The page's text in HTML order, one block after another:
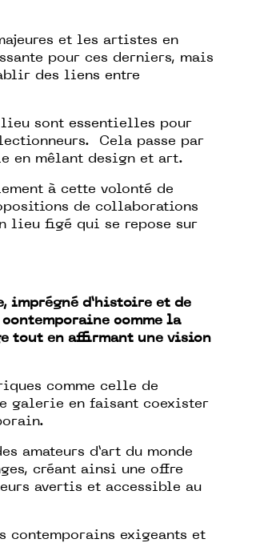
et les artistes en
pour ces derniers, mais
des liens entre
lieu sont essentielles pour
Cela passe par
en mêlant design et art.
à cette volonté de
de collaborations
lieu figé qui se repose sur
imprégné d’histoire et de
comme la
tout en affirmant une vision
comme celle de
galerie en faisant coexister
amateurs d’art du monde
créant ainsi une offre
avertis et accessible au
contemporains exigeants et